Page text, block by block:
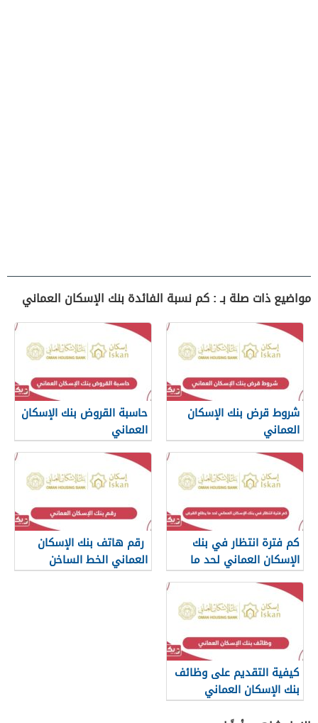
مواضيع ذات صلة بـ : كم نسبة الفائدة بنك الإسكان العماني
شروط قرض بنك الإسكان
العماني
حاسبة القروض بنك الإسكان
العماني
كم فترة انتظار في بنك
الإسكان العماني لحد ما
يطلع القرض
رقم هاتف بنك الإسكان
العماني الخط الساخن
كيفية التقديم على وظائف
بنك الإسكان العماني